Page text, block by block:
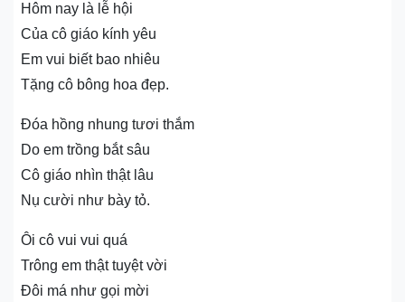
Hôm nay là lễ hội
Của cô giáo kính yêu
Em vui biết bao nhiêu
Tặng cô bông hoa đẹp.
Đóa hồng nhung tươi thắm
Do em trồng bắt sâu
Cô giáo nhìn thật lâu
Nụ cười như bày tỏ.
Ôi cô vui vui quá
Trông em thật tuyệt vời
Đôi má như gọi mời